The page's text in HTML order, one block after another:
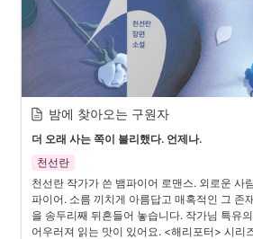
밤에 찾아오는 구원자
더 오래 사는 쪽이 불리했다. 언제나.
천선란
천선란 작가가 쓴 뱀파이어 로맨스. 외로운 사
파이어. 소름 끼치게 아름답고 매혹적인 그 존
을 송두리째 뒤흔들어 놓습니다. 작가님 특유
어우러져 읽는 맛이 있어요. <해리포터> 시리